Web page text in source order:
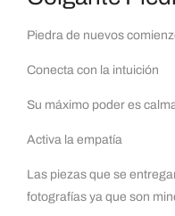
Piedra de nuevos
Conecta con la intuición
Su máximo poder es
Activa la empatía
Las piezas que se
fotografías ya que son